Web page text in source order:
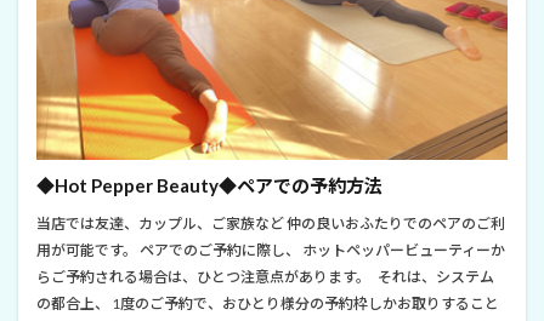
◆Hot Pepper Beauty◆ペアでの予約方法
当店では友達、カップル、ご家族など 仲の良いおふたりでのペアのご利
用が可能です。 ペアでのご予約に際し、 ホットペッパービューティーか
らご予約される場合は、ひとつ注意点があります。 それは、システム
の都合上、 1度のご予約で、おひとり様分の予約枠しかお取りすること